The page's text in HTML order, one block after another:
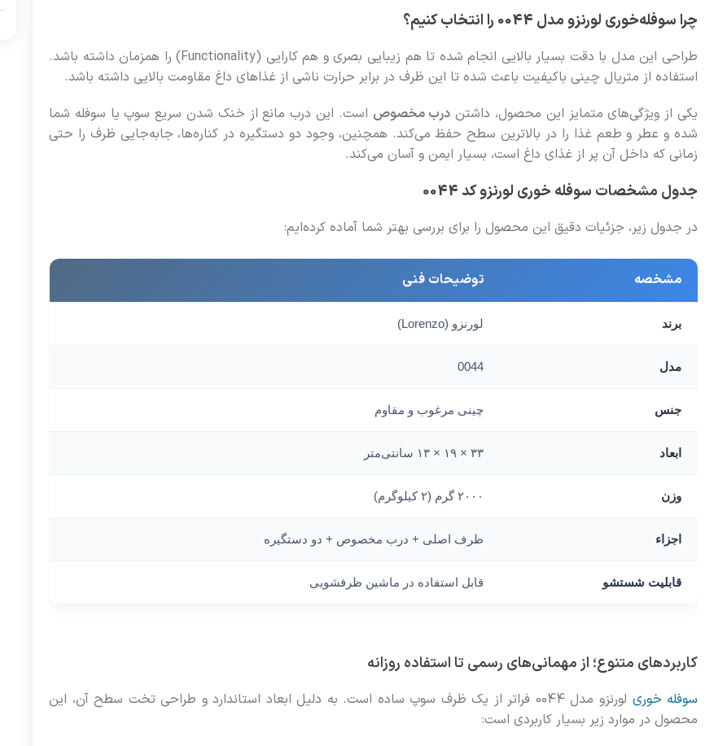
چرا سوفله‌خوری لورنزو مدل 0044 را انتخاب کنیم؟
طراحی این مدل با دقت بسیار بالایی انجام شده تا هم زیبایی بصری و هم کارایی (Functionality) را همزمان داشته باشد.
استفاده از متریال چینی باکیفیت باعث شده تا این ظرف در برابر حرارت ناشی از غذاهای داغ مقاومت بالایی داشته باشد.
یکی از ویژگی‌های متمایز این محصول، داشتن درب مخصوص است. این درب مانع از خنک شدن سریع سوپ یا سوفله شما
شده و عطر و طعم غذا را در بالاترین سطح حفظ می‌کند. همچنین، وجود دو دستگیره در کناره‌ها، جابه‌جایی ظرف را حتی
زمانی که داخل آن پر از غذای داغ است، بسیار ایمن و آسان می‌کند.
جدول مشخصات سوفله خوری لورنزو کد 0044
در جدول زیر، جزئیات دقیق این محصول را برای بررسی بهتر شما آماده کرده‌ایم:
مشخصه توضیحات فنی
برند لورنزو (Lorenzo)
مدل 0044
جنس چینی مرغوب و مقاوم
ابعاد ۳۳ × ۱۹ × ۱۳ سانتی‌متر
وزن ۲۰۰۰ گرم (۲ کیلوگرم)
اجزاء ظرف اصلی + درب مخصوص + دو دستگیره
قابلیت شستشو قابل استفاده در ماشین ظرفشویی
کاربردهای متنوع؛ از مهمانی‌های رسمی تا استفاده روزانه
سوفله‌ خوری
لورنزو مدل 0044 فراتر از یک ظرف سوپ ساده است. به دلیل ابعاد استاندارد و طراحی تخت سطح آن، این
محصول در موارد زیر بسیار کاربردی است: